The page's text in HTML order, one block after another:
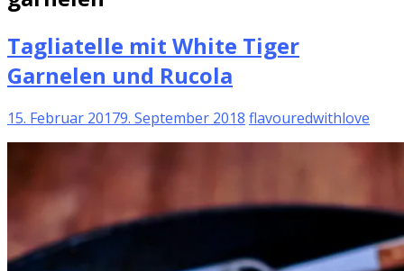
Tagliatelle mit White Tiger
Garnelen und Rucola
15. Februar 20179. September 2018 flavouredwithlove